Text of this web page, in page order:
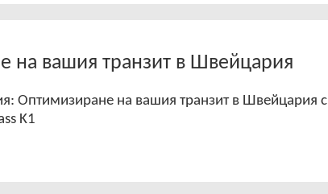
на вашия транзит в Швейцария
Оптимизиране на вашия транзит в Швейцария с
K1